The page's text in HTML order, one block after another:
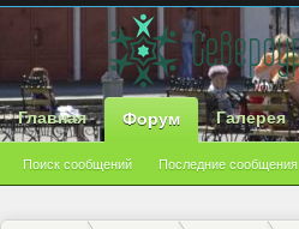
Главная Форум
Поиск сообщений Последние сообщения
Галерея